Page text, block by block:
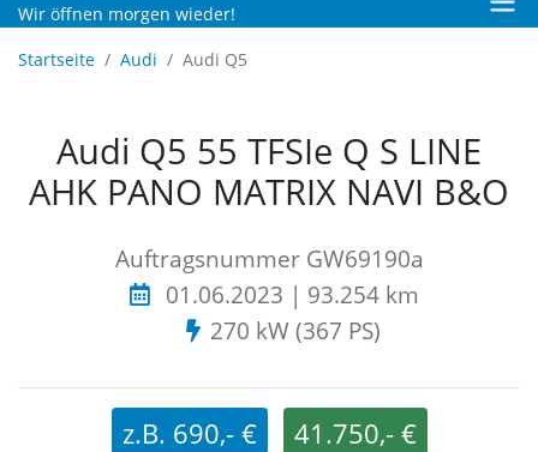
Wir öffnen morgen wieder!
Startseite
Audi Audi Q5
Audi Q5 55 TFSIe Q S LINE
AHK PANO MATRIX NAVI B&O
Auftragsnummer GW69190a
01.06.2023 | 93.254 km
270 kW (367 PS)
z.B. 690,- € 41.750,- €